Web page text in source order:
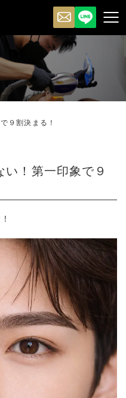
９割決まる！
！第一印象で９